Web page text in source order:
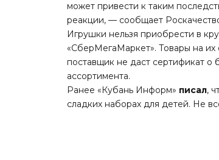
может привести к таким
реакции, — сообщает
Игрушки нельзя приобрести в
«СберМегаМаркет». Товары на их
поставщик не даст сертификат о
ассортимента.
Ранее «Кубань Информ» писал,
сладких наборах для детей. Не